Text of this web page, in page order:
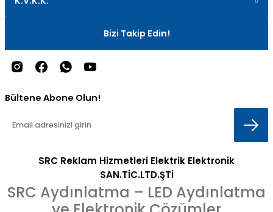
Bizi Takip Edin!
Bültene Abone Olun!
SRC Reklam Hizmetleri Elektrik Elektronik
SAN.TİC.LTD.ŞTİ
SRC Aydınlatma – LED Aydınlatma